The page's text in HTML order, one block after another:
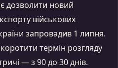
дозволити новий
військових
запровадив 1 липня.
термін розгляду
— з 90 до 30 днів.